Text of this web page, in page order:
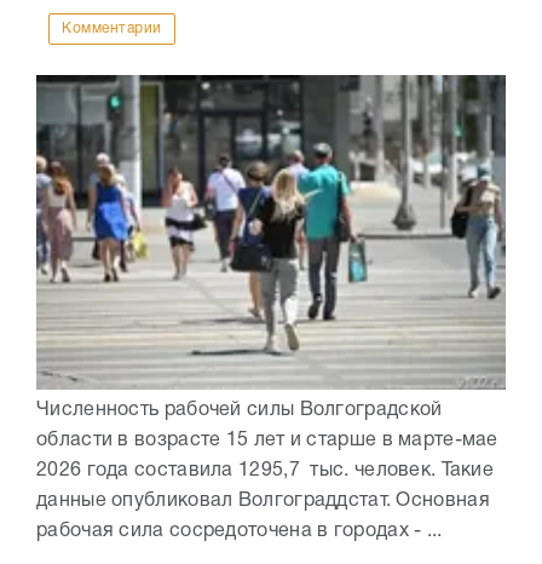
Комментарии
Численность рабочей силы Волгоградской
области в возрасте 15 лет и старше в марте-мае
2026 года составила 1295,7 тыс. человек. Такие
данные опубликовал Волгограддстат. Основная
рабочая сила сосредоточена в городах - ...